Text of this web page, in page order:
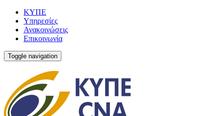
ΚΥΠΕ
Υπηρεσίες
Ανακοινώσεις
Επικοινωνία
Toggle navigation